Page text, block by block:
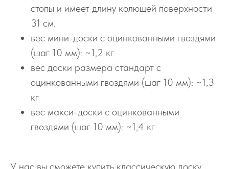
стопы и имеет длину колющей поверхности
31 см.
вес мини-доски с оцинкованными гвоздями
(шаг 10 мм): ~1,2 кг
вес доски размера стандарт с
оцинкованными гвоздями (шаг 10 мм): ~1,3
кг
вес макси-доски с оцинкованными
гвоздями (шаг 10 мм): ~1,4 кг
У нас вы сможете купить классическую доску